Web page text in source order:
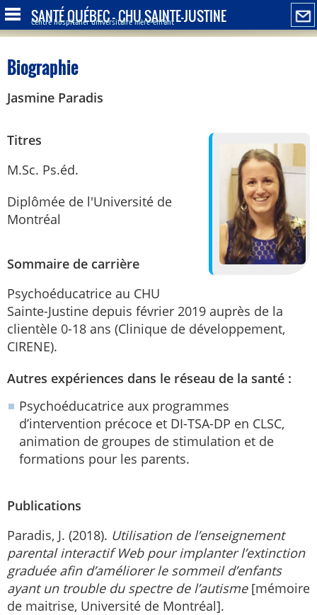
SANTÉ QUÉBEC - CHU SAINTE-JUSTINE
Centre hospitalier universitaire mère-enfant
Biographie
Jasmine Paradis
Titres
M.Sc. Ps.éd.
Diplômée de l'Université de
Montréal
Sommaire de carrière
Psychoéducatrice au CHU
Sainte-Justine depuis février 2019 auprès de la
clientèle 0-18 ans (Clinique de développement,
CIRENE).
Autres expériences dans le réseau de la santé :
Psychoéducatrice aux programmes
d’intervention précoce et DI-TSA-DP en CLSC,
animation de groupes de stimulation et de
formations pour les parents.
Publications
Paradis, J. (2018). Utilisation de l’enseignement
parental interactif Web pour implanter l’extinction
graduée afin d’améliorer le sommeil d’enfants
ayant un trouble du spectre de l’autisme [mémoire
de maitrise, Université de Montréal].